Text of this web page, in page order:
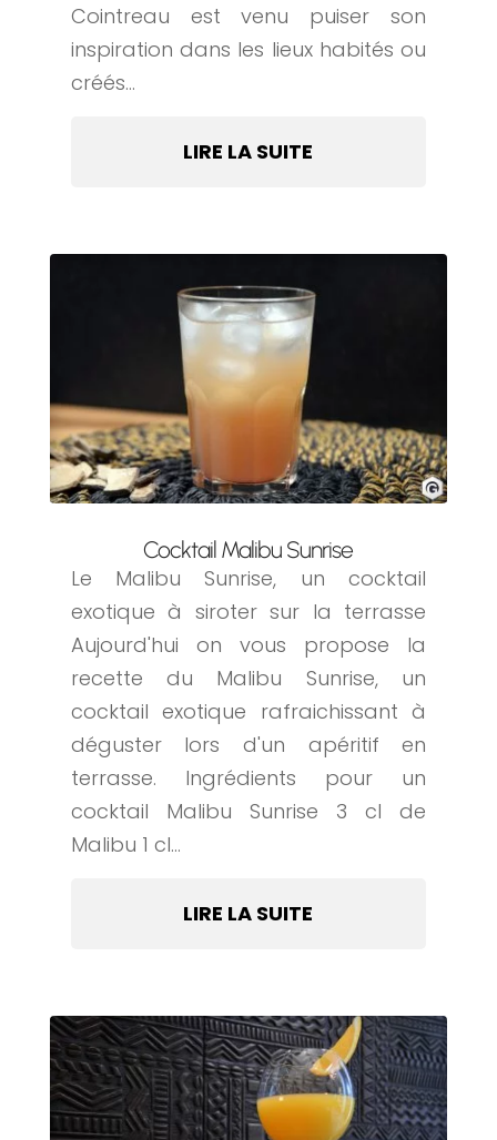
Cointreau est venu puiser son
inspiration dans les lieux habités ou
créés...
LIRE LA SUITE
Cocktail Malibu Sunrise
Le Malibu Sunrise, un cocktail
exotique à siroter sur la terrasse
Aujourd'hui on vous propose la
recette du Malibu Sunrise, un
cocktail exotique rafraichissant à
déguster lors d'un apéritif en
terrasse. Ingrédients pour un
cocktail Malibu Sunrise 3 cl de
Malibu 1 cl...
LIRE LA SUITE